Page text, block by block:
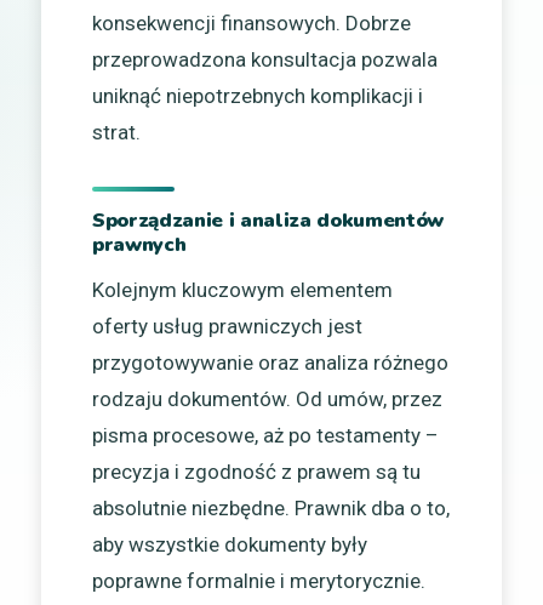
konsekwencji finansowych. Dobrze
przeprowadzona konsultacja pozwala
uniknąć niepotrzebnych komplikacji i
strat.
Sporządzanie i analiza dokumentów
prawnych
Kolejnym kluczowym elementem
oferty usług prawniczych jest
przygotowywanie oraz analiza różnego
rodzaju dokumentów. Od umów, przez
pisma procesowe, aż po testamenty –
precyzja i zgodność z prawem są tu
absolutnie niezbędne. Prawnik dba o to,
aby wszystkie dokumenty były
poprawne formalnie i merytorycznie.